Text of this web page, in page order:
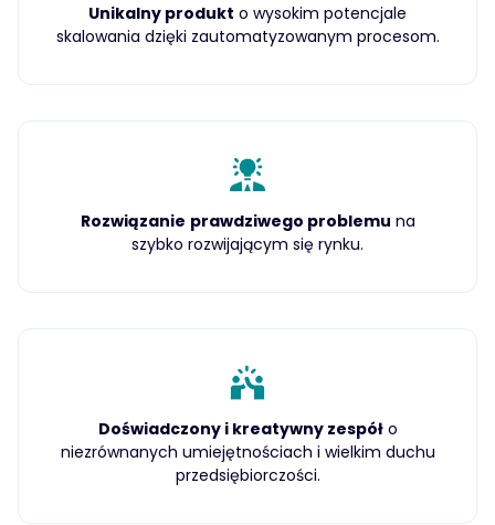
Unikalny produkt o wysokim potencjale
skalowania dzięki zautomatyzowanym procesom.
Rozwiązanie prawdziwego problemu na
szybko rozwijającym się rynku.
Doświadczony i kreatywny zespóło
niezrównanych umiejętnościach i wielkim duchu
przedsiębiorczości.